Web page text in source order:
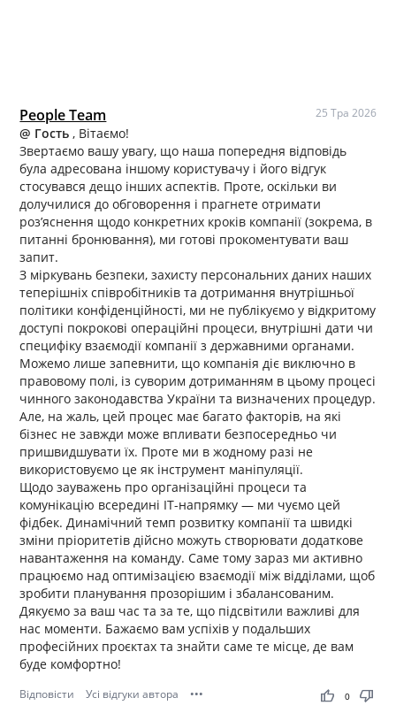
People Team 25 Тра 2026
@ Гость , Вітаємо!
Звертаємо вашу увагу, що наша попередня відповідь
була адресована іншому користувачу і його відгук
стосувався дещо інших аспектів. Проте, оскільки ви
долучилися до обговорення і прагнете отримати
роз’яснення щодо конкретних кроків компанії (зокрема, в
питанні бронювання), ми готові прокоментувати ваш
запит.
З міркувань безпеки, захисту персональних даних наших
теперішніх співробітників та дотримання внутрішньої
політики конфіденційності, ми не публікуємо у відкритому
доступі покрокові операційні процеси, внутрішні дати чи
специфіку взаємодії компанії з державними органами.
Можемо лише запевнити, що компанія діє виключно в
правовому полі, із суворим дотриманням в цьому процесі
чинного законодавства України та визначених процедур.
Але, на жаль, цей процес має багато факторів, на які
бізнес не завжди може впливати безпосередньо чи
пришвидшувати їх. Проте ми в жодному разі не
використовуємо це як інструмент маніпуляції.
Щодо зауважень про організаційні процеси та
комунікацію всередині IT-напрямку — ми чуємо цей
фідбек. Динамічний темп розвитку компанії та швидкі
зміни пріоритетів дійсно можуть створювати додаткове
навантаження на команду. Саме тому зараз ми активно
працюємо над оптимізацією взаємодії між відділами, щоб
зробити планування прозорішим і збалансованим.
Дякуємо за ваш час та за те, що підсвітили важливі для
нас моменти. Бажаємо вам успіхів у подальших
професійних проєктах та знайти саме те місце, де вам
буде комфортно!
Відповісти Усі відгуки автора ••• thumb_up thumb_down
0